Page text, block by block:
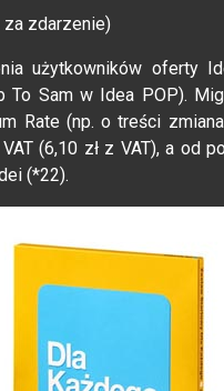
za zdarzenie)
użytkowników oferty
Sam w Idea POP).
Rate (np. o treści
(6,10 zł z VAT), a od
(*22).